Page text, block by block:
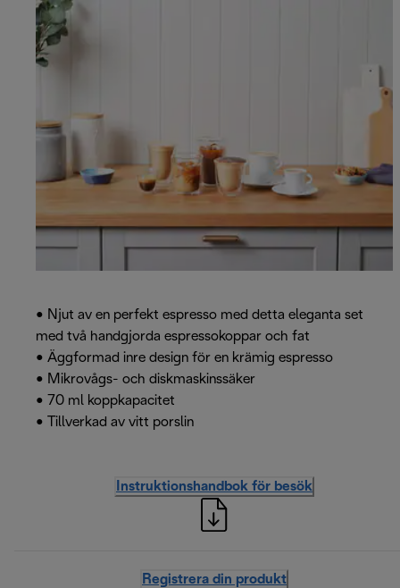
• Njut av en perfekt espresso med detta eleganta set
med två handgjorda espressokoppar och fat
• Äggformad inre design för en krämig espresso
• Mikrovågs- och diskmaskinssäker
• 70 ml koppkapacitet
• Tillverkad av vitt porslin
Instruktionshandbok för besök
Registrera din produkt